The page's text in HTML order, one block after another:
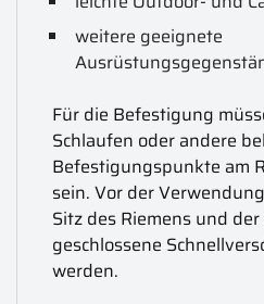
weitere geeignete
Für die Befestigung
Schlaufen oder andere
Befestigungspunkte am
sein. Vor der
Sitz des Riemens und
geschlossene
werden.